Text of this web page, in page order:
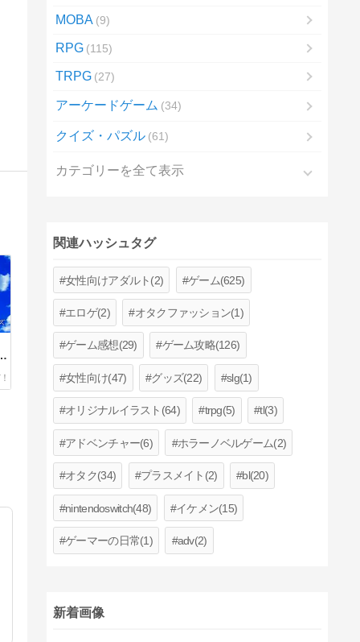
MOBA 9
RPG 115
TRPG 27
アーケードゲーム 34
クイズ・パズル 61
カテゴリーを全て表示
関連ハッシュタグ
女性向けアダルト(2) ゲーム(625)
エロゲ(2) オタクファッション(1)
ゲーム感想(29) ゲーム攻略(126)
女性向け(47) グッズ(22) slg(1)
オリジナルイラスト(64) trpg(5) tl(3)
アドベンチャー(6) ホラーノベルゲーム(2)
オタク(34) プラスメイト(2) bl(20)
nintendoswitch(48) イケメン(15)
ゲーマーの日常(1) adv(2)
新着画像